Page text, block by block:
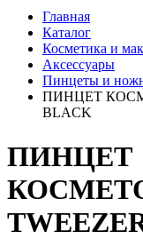
Главная
Каталог
Косметика и
Аксессуары
Пинцеты и
ПИНЦЕТ
BLACK
ПИНЦЕТ